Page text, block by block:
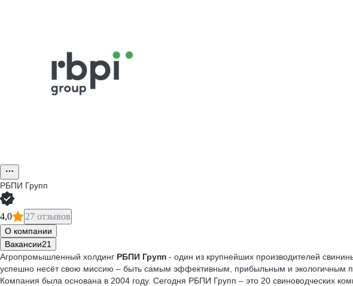
РБПИ Групп
4,0 27 отзывов
О компании
Вакансии21
Агропромышленный холдинг РБПИ Групп - один из крупнейших производителей
успешно несёт свою миссию – быть самым эффективным, прибыльным и экологичным
Компания была основана в 2004 году. Сегодня РБПИ Групп – это 20 свиноводческих